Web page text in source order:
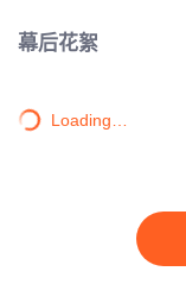
幕后花絮
Loading…